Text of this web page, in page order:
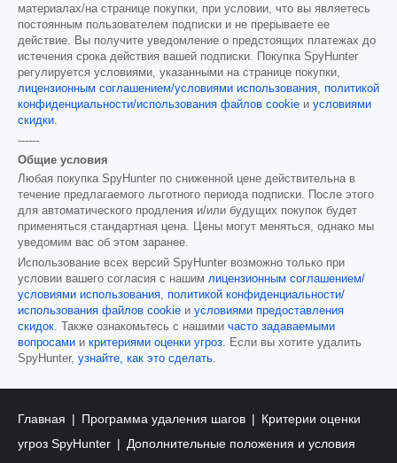
материалах/на странице покупки, при условии, что вы являетесь
постоянным пользователем подписки и не прерываете ее
действие. Вы получите уведомление о предстоящих платежах до
истечения срока действия вашей подписки. Покупка SpyHunter
регулируется условиями, указанными на странице покупки,
лицензионным соглашением/условиями использования, политикой
конфиденциальности/использования файлов cookie и условиями
скидки.
------
Общие условия
Любая покупка SpyHunter по сниженной цене действительна в
течение предлагаемого льготного периода подписки. После этого
для автоматического продления и/или будущих покупок будет
применяться стандартная цена. Цены могут меняться, однако мы
уведомим вас об этом заранее.
Использование всех версий SpyHunter возможно только при
условии вашего согласия с нашим лицензионным соглашением/
условиями использования, политикой конфиденциальности/
использования файлов cookie и условиями предоставления
скидок. Также ознакомьтесь с нашими часто задаваемыми
вопросами и критериями оценки угроз. Если вы хотите удалить
SpyHunter, узнайте, как это сделать.
Главная Программа удаления шагов
Критерии оценки
угроз SpyHunter
Дополнительные положения и условия